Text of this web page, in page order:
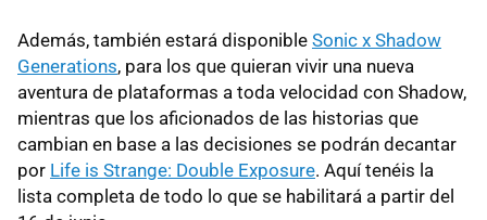
Además, también estará disponible Sonic x Shadow
Generations, para los que quieran vivir una nueva
aventura de plataformas a toda velocidad con Shadow,
mientras que los aficionados de las historias que
cambian en base a las decisiones se podrán decantar
por Life is Strange: Double Exposure. Aquí tenéis la
lista completa de todo lo que se habilitará a partir del